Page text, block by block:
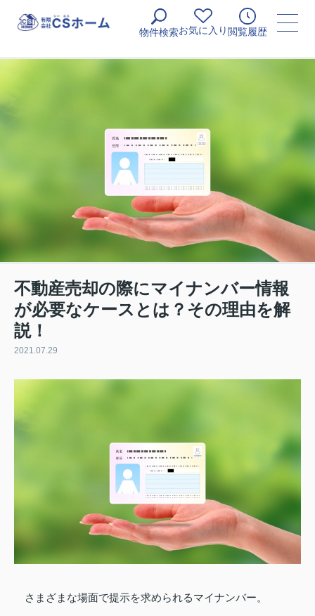
物件検索お気に入り 閲覧履歴
不動産売却の際にマイナンバー情報
が必要なケースとは？その理由を解
説！
2021.07.29
さまざまな場面で提示を求められるマイナンバー。